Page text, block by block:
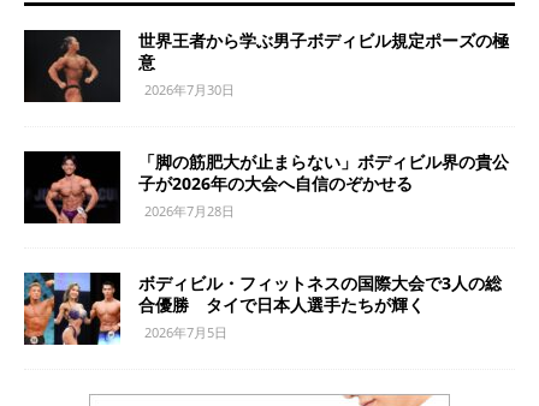
世界王者から学ぶ男子ボディビル規定ポーズの極
意
2026年7月30日
「脚の筋肥大が止まらない」ボディビル界の貴公
子が2026年の大会へ自信のぞかせる
2026年7月28日
ボディビル・フィットネスの国際大会で3人の総
合優勝 タイで日本人選手たちが輝く
2026年7月5日